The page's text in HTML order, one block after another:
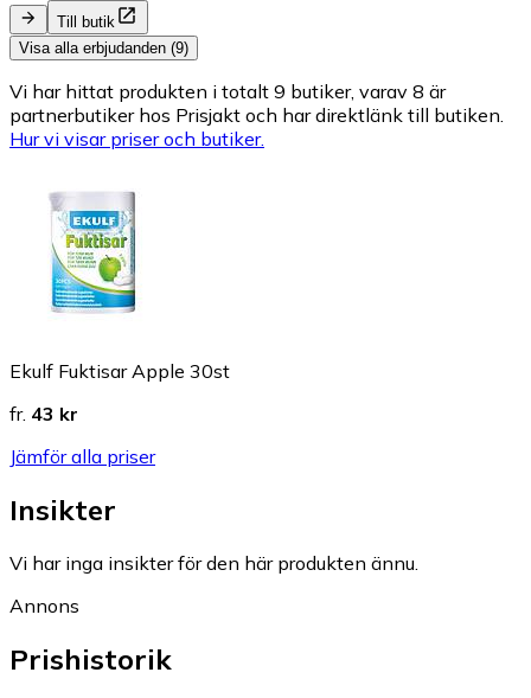
Till butik
Visa alla erbjudanden (9)
Vi har hittat produkten i totalt 9 butiker, varav 8 är
partnerbutiker hos Prisjakt och har direktlänk till butiken.
Hur vi visar priser och butiker.
Ekulf Fuktisar Apple 30st
fr. 43 kr
Jämför alla priser
Insikter
Vi har inga insikter för den här produkten ännu.
Annons
Prishistorik